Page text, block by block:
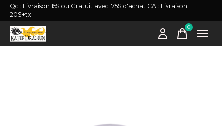
Qc : Livraison 15$ ou Gratuit avec 175$ d'achat CA : Livraison
20$+tx
0items